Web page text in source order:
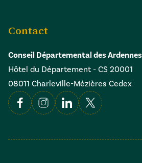
Contact
Conseil Départemental des Ardennes
Hôtel du Département - CS 20001
08011 Charleville-Mézières Cedex
FacebookInstagramLinkedin
X